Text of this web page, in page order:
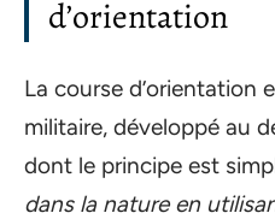
d’orientation
La course d’orientation
militaire, développé au
dont le principe est
dans la nature en